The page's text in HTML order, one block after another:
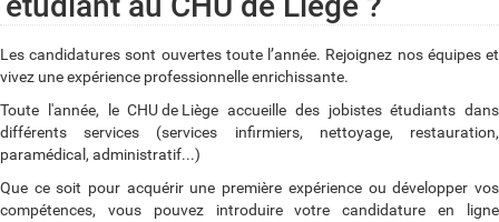
Les candidatures sont ouvertes toute l’année. Rejoignez nos équipes et
vivez une expérience professionnelle enrichissante.
Toute l'année, leCHU de Liège accueille des jobistes étudiants dans
différents services (services infirmiers, nettoyage, restauration,
paramédical, administratif...)
Que ce soit pour acquérir une première expérience ou développer vos
compétences, vous pouvez introduire votre candidature en ligne